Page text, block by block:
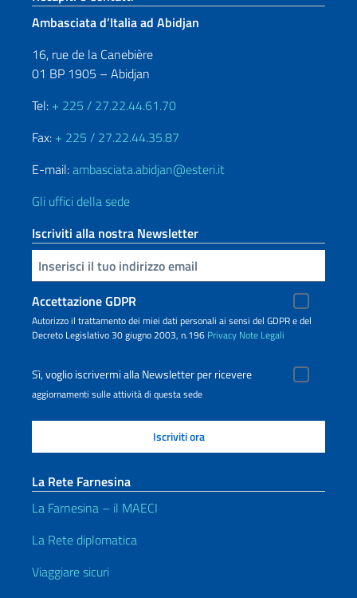
Ambasciata d’Italia ad Abidjan
16, rue de la Canebière
01 BP 1905 – Abidjan
Tel: + 225 / 27.22.44.61.70
Fax: + 225 / 27.22.44.35.87
E-mail:ambasciata.abidjan@esteri.it
Gli uffici della sede
Iscriviti alla nostra Newsletter
Inserisci la tua email
Accettazione GDPR
Autorizzo il trattamento dei miei dati personali ai sensi del GDPR e del
Decreto Legislativo 30 giugno 2003, n.196 Privacy Note Legali
Sì, voglio iscrivermi alla Newsletter per ricevere
aggiornamenti sulle attività di questa sede
La Rete Farnesina
La Farnesina – il MAECI
La Rete diplomatica
Viaggiare sicuri